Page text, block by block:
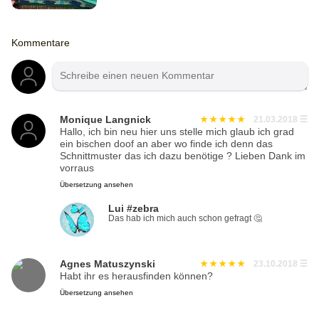
Kommentare
Monique Langnick 21.03.2018 ☰
Hallo, ich bin neu hier uns stelle mich glaub ich grad
ein bischen doof an aber wo finde ich denn das
Schnittmuster das ich dazu benötige ? Lieben Dank im
vorraus
Übersetzung ansehen
Lui #zebra
Das hab ich mich auch schon gefragt 🤔
Agnes Matuszynski 23.10.2018 ☰
Habt ihr es herausfinden können?
Übersetzung ansehen